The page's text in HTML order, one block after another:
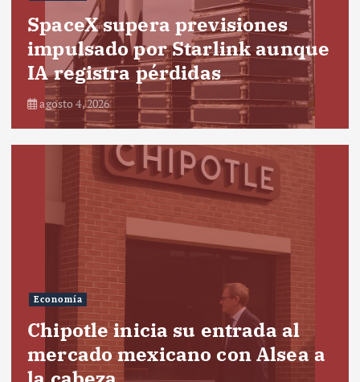
SpaceX supera previsiones
impulsado por Starlink aunque
IA registra pérdidas
agosto 4, 2026
Economía
Chipotle inicia su entrada al
mercado mexicano con Alsea a